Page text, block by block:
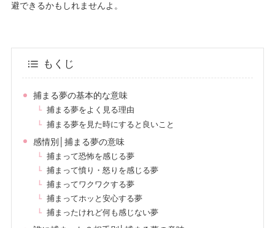
避できるかもしれませんよ。
もくじ
捕まる夢の基本的な意味
捕まる夢をよく見る理由
捕まる夢を見た時にすると良いこと
感情別│捕まる夢の意味
捕まって恐怖を感じる夢
捕まって憤り・怒りを感じる夢
捕まってワクワクする夢
捕まってホッと安心する夢
捕まったけれど何も感じない夢